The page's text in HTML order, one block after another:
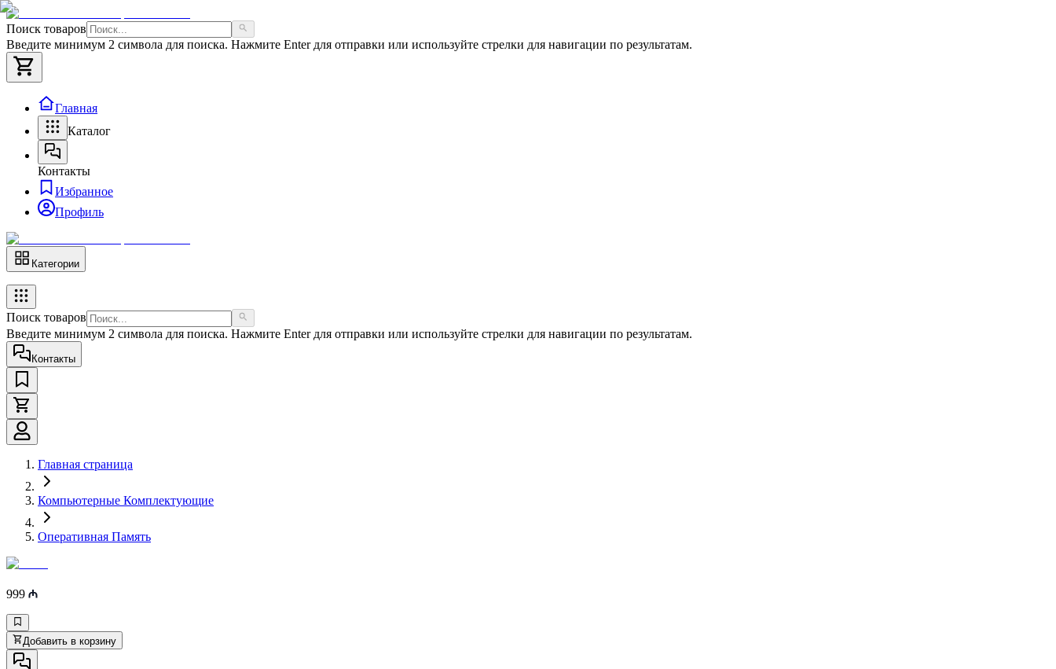
Поиск товаров
Введите минимум 2 символа для поиска. Нажмите Enter для отправки или используйте стрелки для навигации по результатам.
Главная
Каталог
Контакты
Избранное
Профиль
Категории
Поиск товаров
Введите минимум 2 символа для поиска. Нажмите Enter для отправки или используйте стрелки для навигации по результатам.
Контакты
Главная страница
Компьютерные Комплектующие
Оперативная Память
999
Добавить в корзину